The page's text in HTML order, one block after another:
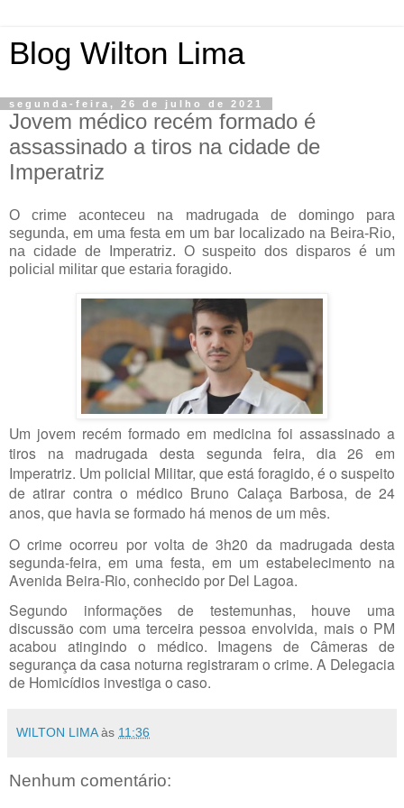
Blog Wilton Lima
segunda-feira, 26 de julho de 2021
Jovem médico recém formado é
assassinado a tiros na cidade de
Imperatriz
O crime aconteceu na madrugada de domingo para
segunda, em uma festa em um bar localizado na Beira-Rio,
na cidade de Imperatriz. O suspeito dos disparos é um
policial militar que estaria foragido.
Um jovem recém formado em medicina foi assassinado a
tiros na madrugada desta segunda feira, dia 26 em
Imperatriz. Um policial Militar, que está foragido, é o suspeito
de atirar contra o médico Bruno Calaça Barbosa, de 24
anos, que havia se formado há menos de um mês.
O crime ocorreu por volta de 3h20 da madrugada desta
segunda-feira, em uma festa, em um estabelecimento na
Avenida Beira-Rio, conhecido por Del Lagoa.
Segundo informações de testemunhas, houve uma
discussão com uma terceira pessoa envolvida, mais o PM
acabou atingindo o médico. Imagens de Câmeras de
segurança da casa noturna registraram o crime. A Delegacia
de Homicídios investiga o caso.
WILTON LIMA às 11:36
Nenhum comentário: